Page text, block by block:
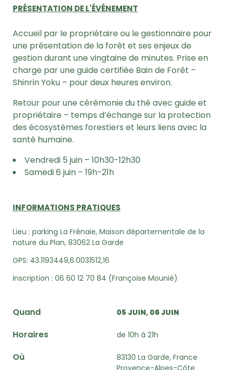
PRÉSENTATION DE L'ÉVÉNEMENT
Accueil par le propriétaire ou le gestionnaire pour
une présentation de la forêt et ses enjeux de
gestion durant une vingtaine de minutes. Prise en
charge par une guide certifiée Bain de Forêt –
Shinrin Yoku – pour deux heures environ.
Retour pour une cérémonie du thé avec guide et
propriétaire – temps d’échange sur la protection
des écosystèmes forestiers et leurs liens avec la
santé humaine.
Vendredi 5 juin – 10h30-12h30
Samedi 6 juin – 19h-21h
INFORMATIONS PRATIQUES
Lieu : parking La Frênaie, Maison départementale de la
nature du Plan, 83062 La Garde
GPS: 43.1193449,6.0031512,16
Inscription : 06 60 12 70 84 (Françoise Mounié)
Quand 05 JUIN 06 JUIN
Horaires de 10h à 21h
Où
83130 La Garde, France